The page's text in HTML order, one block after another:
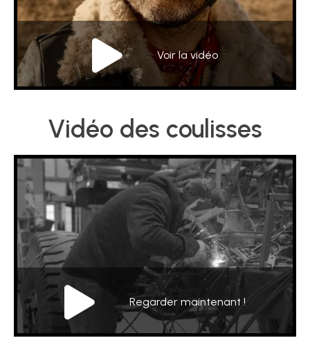
TECHNIQUE
BROCHURES
Voir la vidéo
Vidéo des coulisses
Regarder maintenant !